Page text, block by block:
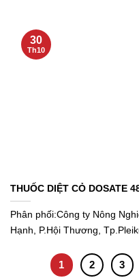
THUỐC DIỆT CỎ DOSATE
Phân phối:Công ty Nông
Hạnh, P.Hội Thương,
30
Th10
1 2 3